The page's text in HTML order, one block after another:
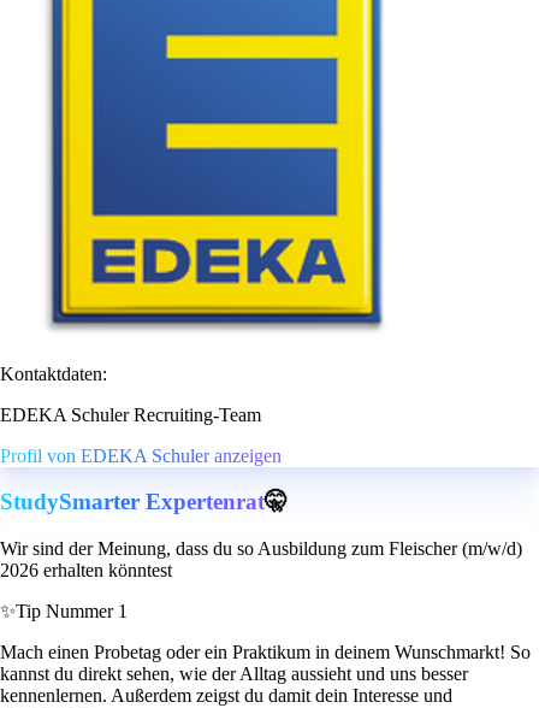
Kontaktdaten:
EDEKA Schuler Recruiting-Team
Profil von EDEKA Schuler anzeigen
StudySmarter Expertenrat🤫
Wir sind der Meinung, dass du so Ausbildung zum Fleischer (m/w/d)
2026 erhalten könntest
✨Tip Nummer 1
Mach einen Probetag oder ein Praktikum in deinem Wunschmarkt! So
kannst du direkt sehen, wie der Alltag aussieht und uns besser
kennenlernen. Außerdem zeigst du damit dein Interesse und